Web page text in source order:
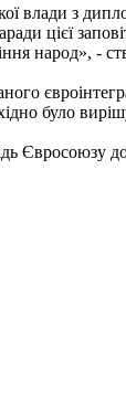
влади з
цієї
народ», -
було
Євросоюзу